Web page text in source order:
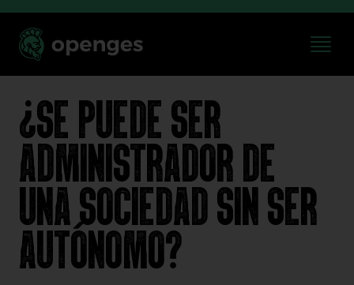
¿SE PUEDE SER
ADMINISTRADOR DE
UNA SOCIEDAD SIN SER
AUTÓNOMO?